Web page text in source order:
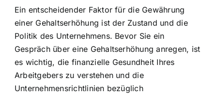
Ein entscheidender Faktor für die Gewährung
einer Gehaltserhöhung ist der Zustand und die
Politik des Unternehmens. Bevor Sie ein
Gespräch über eine Gehaltserhöhung anregen, ist
es wichtig, die finanzielle Gesundheit Ihres
Arbeitgebers zu verstehen und die
Unternehmensrichtlinien bezüglich